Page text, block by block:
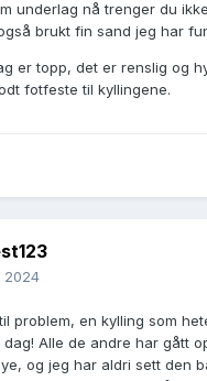
underlag nå trenger du
brukt fin sand jeg har
er topp, det er renslig og
fotfeste til kyllingene.
2024
problem, en kylling som
Alle de andre har gått
og jeg har aldri sett den